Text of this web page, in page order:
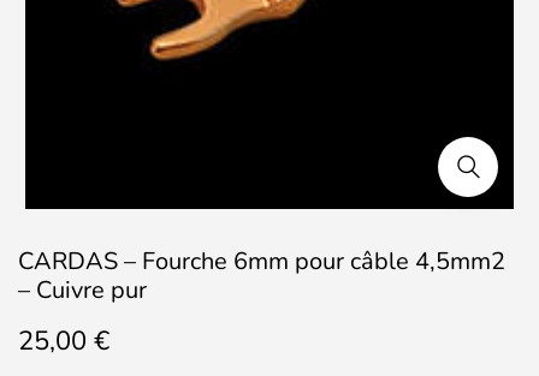
CARDAS – Fourche 6mm pour câble 4,5mm2
– Cuivre pur
25,00 €